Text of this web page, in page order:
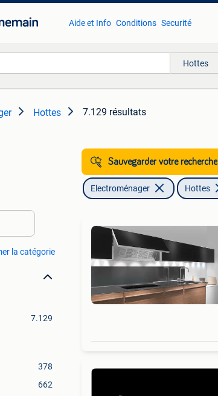
Aide et Info Conditions Securité
Hottes
Hottes 7.129 résultats
la catégorie
7.129
378
662
Sauvegarder votre recherche
Electroménager Hottes